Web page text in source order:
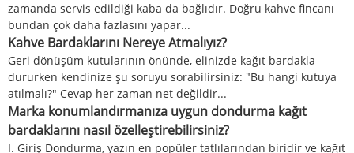
zamanda servis edildiği kaba da bağlıdır. Doğru kahve fincanı
bundan çok daha fazlasını yapar...
Kahve Bardaklarını Nereye Atmalıyız?
Geri dönüşüm kutularının önünde, elinizde kağıt bardakla
dururken kendinize şu soruyu sorabilirsiniz: "Bu hangi kutuya
atılmalı?" Cevap her zaman net değildir...
Marka konumlandırmanıza uygun dondurma kağıt
bardaklarını nasıl özelleştirebilirsiniz?
I. Giriş Dondurma, yazın en popüler tatlılarından biridir ve kağıt